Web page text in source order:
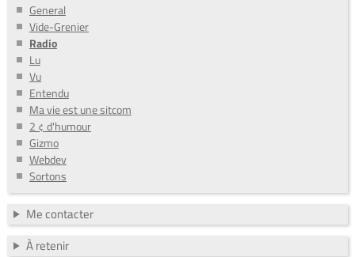
General
Vide-Grenier
Radio
Lu
Vu
Entendu
Ma vie est une sitcom
2 ¢ d'humour
Gizmo
Webdev
Sortons
Me contacter
À retenir